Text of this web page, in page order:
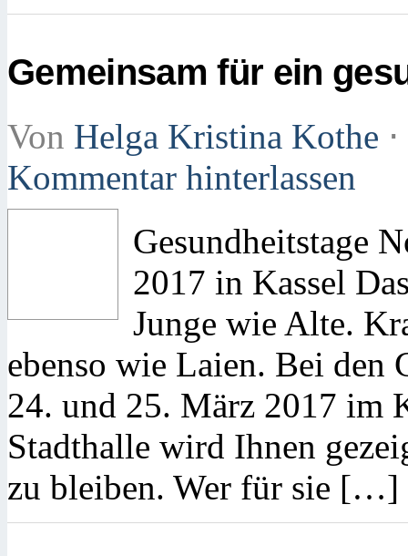
Gemeinsam für ein
Von Helga Kristina Kothe ⋅
Kommentar hinterlassen
Gesundheitstage
2017 in Kassel
Junge wie Alte.
ebenso wie Laien. Bei den
24. und 25. März 2017 im
Stadthalle wird Ihnen
zu bleiben. Wer für sie […]